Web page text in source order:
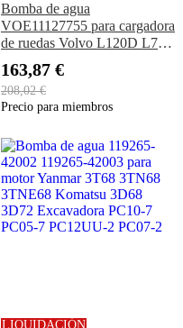
Bomba de agua
VOE11127755 para cargadora
de ruedas Volvo L120D L70C
163,87 €
208,02 €
Precio para miembros
LIQUIDACIÓN